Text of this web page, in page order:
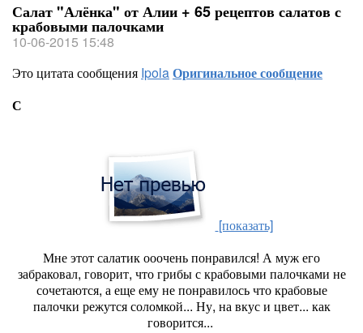
Салат "Алёнка" от Алии + 65 рецептов салатов с
крабовыми палочками
10-06-2015 15:48
Это цитата сообщения IpolaОригинальное сообщение
С
[показать]
Мне этот салатик ооочень понравился! А муж его
забраковал, говорит, что грибы с крабовыми палочками не
сочетаются, а еще ему не понравилось что крабовые
палочки режутся соломкой... Ну, на вкус и цвет... как
говорится...